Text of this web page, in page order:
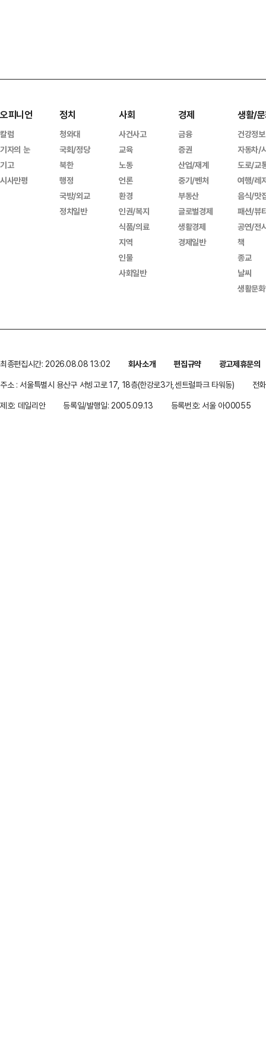
오피니언
칼럼
기자의 눈
기고
시사만평
정치
청와대
국회/정당
북한
행정
국방/외교
정치일반
사회
사건사고
교육
노동
언론
환경
인권/복지
식품/의료
지역
인물
사회일반
경제
금융
증권
산업/재계
중기/벤처
부동산
글로벌경제
생활경제
경제일반
생활/
건강정보
자동차/
도로/교
여행/레
음식/맛
패션/뷰
공연/전
책
종교
날씨
생활문
최종편집시간: 2026.08.08 13:02 회사소개 편집규약
광고제휴문의
주소 : 서울특별시 용산구 서빙고로 17, 18층(한강로3가,센트럴파크 타워동)
전
제호: 데일리안
등록일/발행일: 2005.09.13 등록번호: 서울 아00055